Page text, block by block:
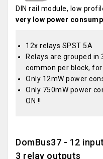
DIN rail module, low
very low power
12x relays SPST 5A
Relays are grouped in
common per block,
Only 12mW power
Only 750mW power
ON !!
DomBus37 - 12
3 relay outputs